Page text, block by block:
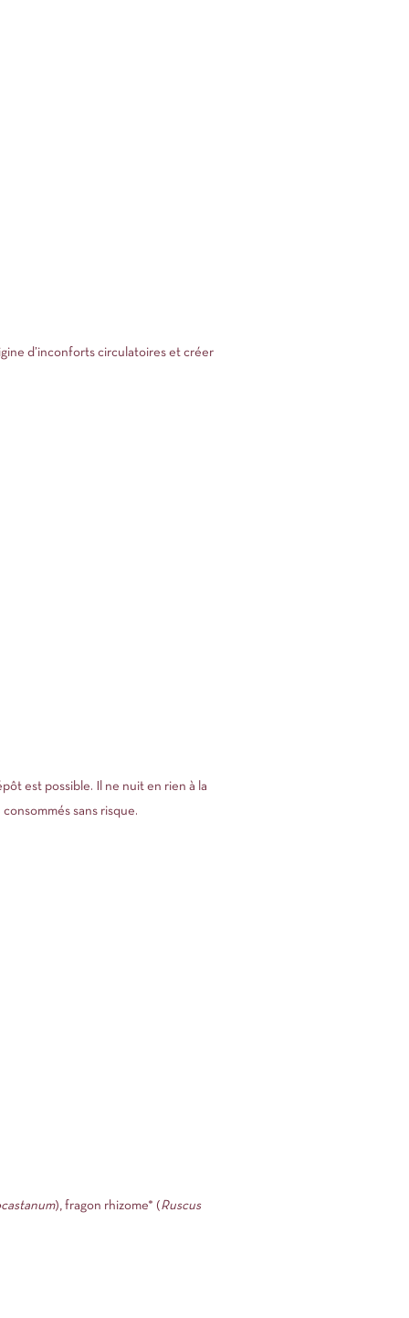
d’inconforts circulatoires et créer
est possible. Il ne nuit en rien à la
sans risque.
), fragon rhizome* (Ruscus